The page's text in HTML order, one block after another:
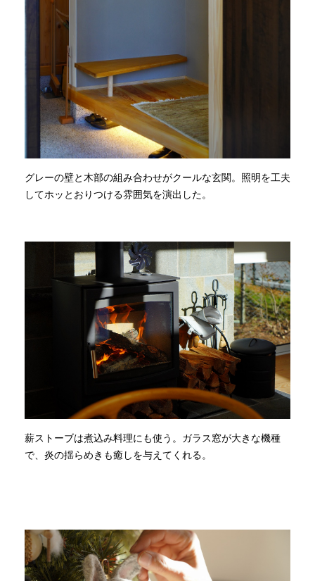
グレーの壁と木部の組み合わせがクールな玄関。照明を工夫
してホッとおりつける雰囲気を演出した。
薪ストーブは煮込み料理にも使う。ガラス窓が大きな機種
で、炎の揺らめきも癒しを与えてくれる。